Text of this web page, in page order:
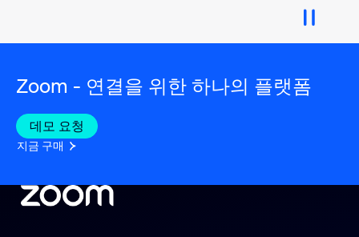
Zoom - 연결을 위한 하나의 플랫폼
데모 요청
지금 구매